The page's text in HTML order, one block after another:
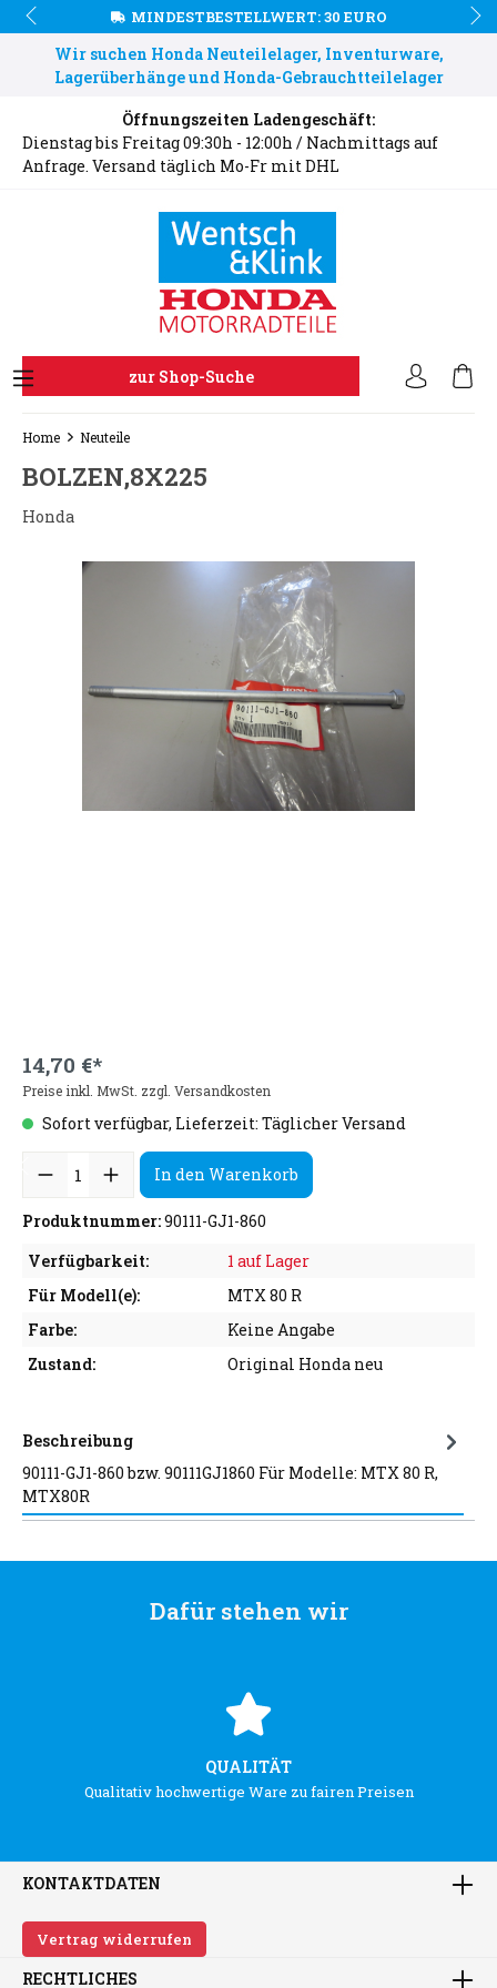
MINDESTBESTELLWERT: 30 EURO
Wir suchen Honda Neuteilelager, Inventurware,
Lagerüberhänge und Honda-Gebrauchtteilelager
Öffnungszeiten Ladengeschäft:
Dienstag bis Freitag 09:30h - 12:00h / Nachmittags auf
Anfrage. Versand täglich Mo-Fr mit DHL
zur Shop-Suche
Home Neuteile
BOLZEN,8X225
Honda
14,70 €*
Preise inkl. MwSt. zzgl. Versandkosten
Sofort verfügbar, Lieferzeit: Täglicher Versand
In den Warenkorb
Produktnummer:90111-GJ1-860
Verfügbarkeit:
1 auf Lager
Für Modell(e):
MTX 80 R
Farbe:
Keine Angabe
Zustand:
Original Honda neu
Beschreibung
90111-GJ1-860 bzw. 90111GJ1860 Für Modelle: MTX 80 R,
MTX80R
Dafür stehen wir
QUALITÄT
Qualitativ hochwertige Ware zu fairen Preisen
KONTAKTDATEN
Vertrag widerrufen
RECHTLICHES